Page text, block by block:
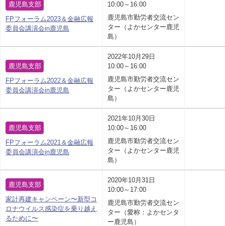
鹿児島支部
FPフォーラム2023＆金融広報
委員会講演会in鹿児島
10:00～16:00
鹿児島市勤労者交流セン
ター（よかセンター鹿児
島）
鹿児島支部
FPフォーラム2022＆金融広報
委員会講演会in鹿児島
2022年10月29日
10:00～16:00
鹿児島市勤労者交流セン
ター（よかセンター鹿児
島）
鹿児島支部
FPフォーラム2021＆金融広報
委員会講演会in鹿児島
2021年10月30日
10:00～16:00
鹿児島市勤労者交流セン
ター（よかセンター鹿児
島）
鹿児島支部
家計再建キャンペーン〜新型コ
ロナウイルス感染症を乗り越え
るために〜
2020年10月31日
10:00～17:00
鹿児島市勤労者交流セン
ター（愛称：よかセンタ
ー鹿児島）